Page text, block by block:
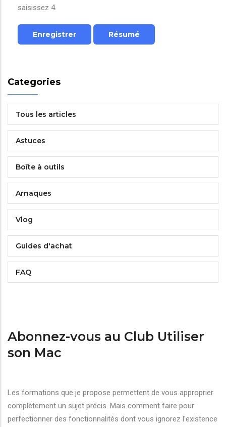
saisissez 4.
Categories
Tous les articles
Astuces
Boîte à outils
Arnaques
Vlog
Guides d'achat
FAQ
Abonnez-vous au Club Utiliser
son Mac
Les formations que je propose permettent de vous approprier
complètement un sujet précis. Mais comment faire pour
perfectionner des fonctionnalités dont vous ignorez l'existence